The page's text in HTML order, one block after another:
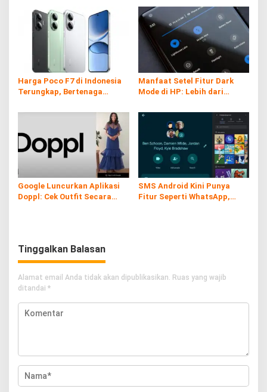
Ternyata Sangat Berguna
Harga Poco F7 di Indonesia
Terungkap, Bertenaga
Manfaat Setel Fitur Dark
Mode di HP: Lebih dari
Google Luncurkan Aplikasi
Doppl: Cek Outfit Secara
SMS Android Kini Punya
Fitur Seperti WhatsApp,
Tinggalkan Balasan
Alamat email Anda tidak akan dipublikasikan. Ruas yang wajib
ditandai *